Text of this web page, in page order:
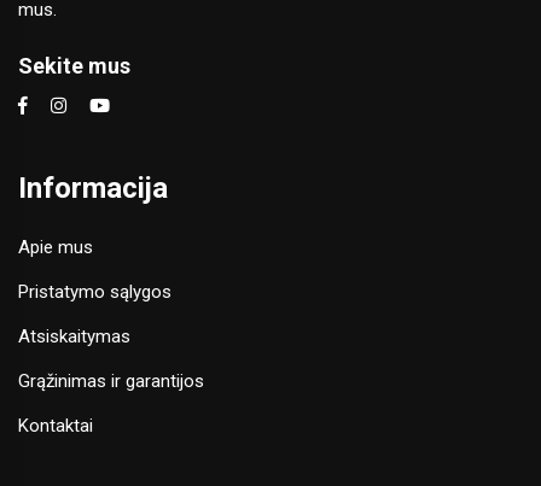
mus.
Sekite mus
Informacija
Apie mus
Pristatymo sąlygos
Atsiskaitymas
Grąžinimas ir garantijos
Kontaktai